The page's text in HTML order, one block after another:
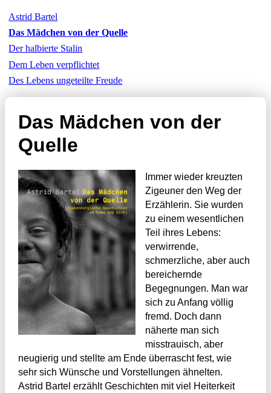
Astrid Bartel
Das Mädchen von der Quelle
Der halbierte Stalin
Dem Leben verpflichtet
Des Lebens ungeteilte Freude
Das Mädchen von der
Quelle
Immer wieder kreuzten
Zigeuner den Weg der
Erzählerin. Sie wurden
zu einem wesentlichen
Teil ihres Lebens:
verwirrende,
schmerzliche, aber auch
bereichernde
Begegnungen. Man war
sich zu Anfang völlig
fremd. Doch dann
näherte man sich
misstrauisch, aber
neugierig und stellte am Ende überrascht fest, wie
sehr sich Wünsche und Vorstellungen ähnelten.
Astrid Bartel erzählt Geschichten mit viel Heiterkeit